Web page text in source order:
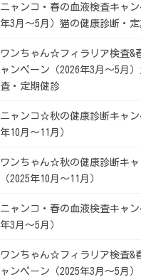
ニャンコ・春の血液検査キャン
年3月～5月）猫の健康診断・
ワンちゃん☆フィラリア検査&
ャンペーン（2026年3月～5月
査・定期健診
ニャンコ☆秋の健康診断キャン
年10月～11月）
ワンちゃん☆秋の健康診断キャ
（2025年10月～11月）
ニャンコ・春の血液検査キャン
年3月～5月）
ワンちゃん☆フィラリア検査&
ャンペーン（2025年3月～5月）